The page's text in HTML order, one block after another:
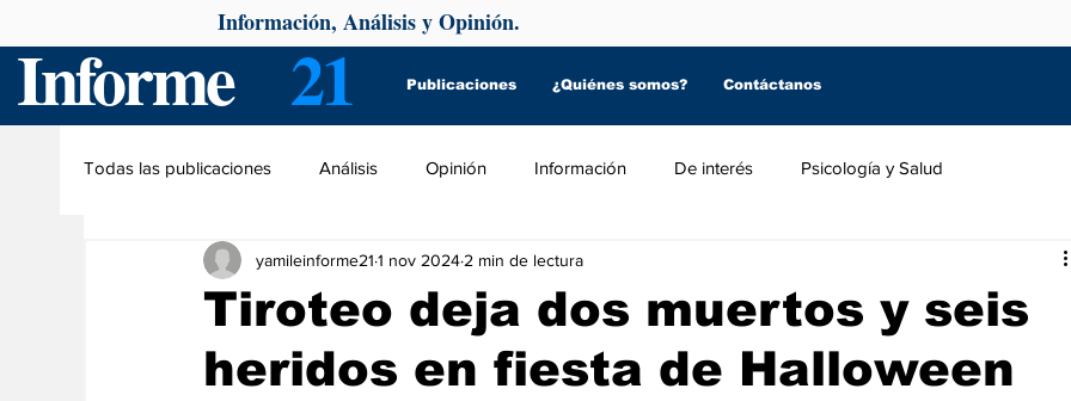
Informe 21 Publicaciones ¿Quiénes somos? Contáctanos
Información, Análisis y Opinión.
Todas las publicaciones Análisis Opinión Información De interés Psicología y Salud
Tiroteo deja dos muertos y seis
heridos en fiesta de Halloween
yamileinforme21 1 nov 2024 2 min de lectura